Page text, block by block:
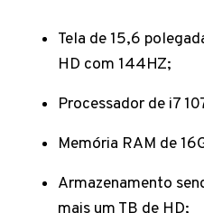
Tela de 15,6
HD com 144HZ;
Processador de i7
Memória RAM de
Armazenamento
mais um TB de HD;